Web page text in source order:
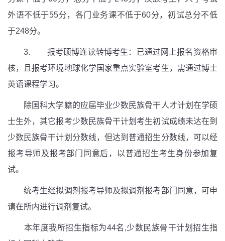
外语不低于55分，各门业务课不低于60分，初试总分不低
于248分。
3. 报考硕博连读转博考生：已通过网上报名资格审
核，且报考环境地球化学国家重点实验室考生，需通过博士
英语课程学习。
除国科大学籍的应届毕业少数民族骨干人才计划在学硕
士生外，其它报考少数民族骨干计划考生初试成绩未达在到
少数民族骨干计划分数线，但达到普通招生分数线，可以经
报考导师及报考部门同意后，以普通招生考生身份参加复
试。
统考生经拟调剂报考导师及拟调剂报考部门同意，可申
请在所内进行调剂复试。
本年度我所招生指标为44名,少数民族骨干计划招生指